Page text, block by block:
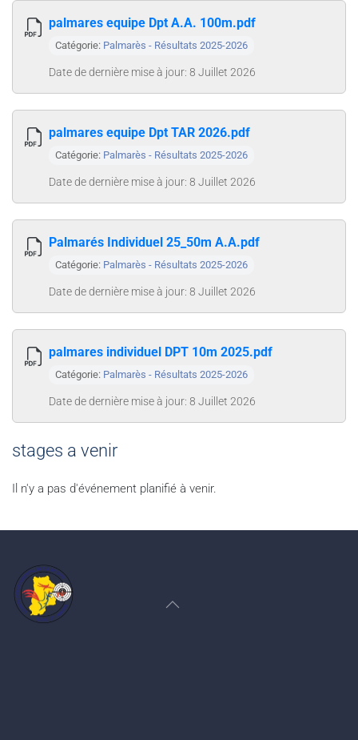
palmares equipe Dpt A.A. 100m.pdf
Catégorie: Palmarès - Résultats 2025-2026
Date de dernière mise à jour: 8 Juillet 2026
palmares equipe Dpt TAR 2026.pdf
Catégorie: Palmarès - Résultats 2025-2026
Date de dernière mise à jour: 8 Juillet 2026
Palmarés Individuel 25_50m A.A.pdf
Catégorie: Palmarès - Résultats 2025-2026
Date de dernière mise à jour: 8 Juillet 2026
palmares individuel DPT 10m 2025.pdf
Catégorie: Palmarès - Résultats 2025-2026
Date de dernière mise à jour: 8 Juillet 2026
stages a venir
Il n'y a pas d'événement planifié à venir.